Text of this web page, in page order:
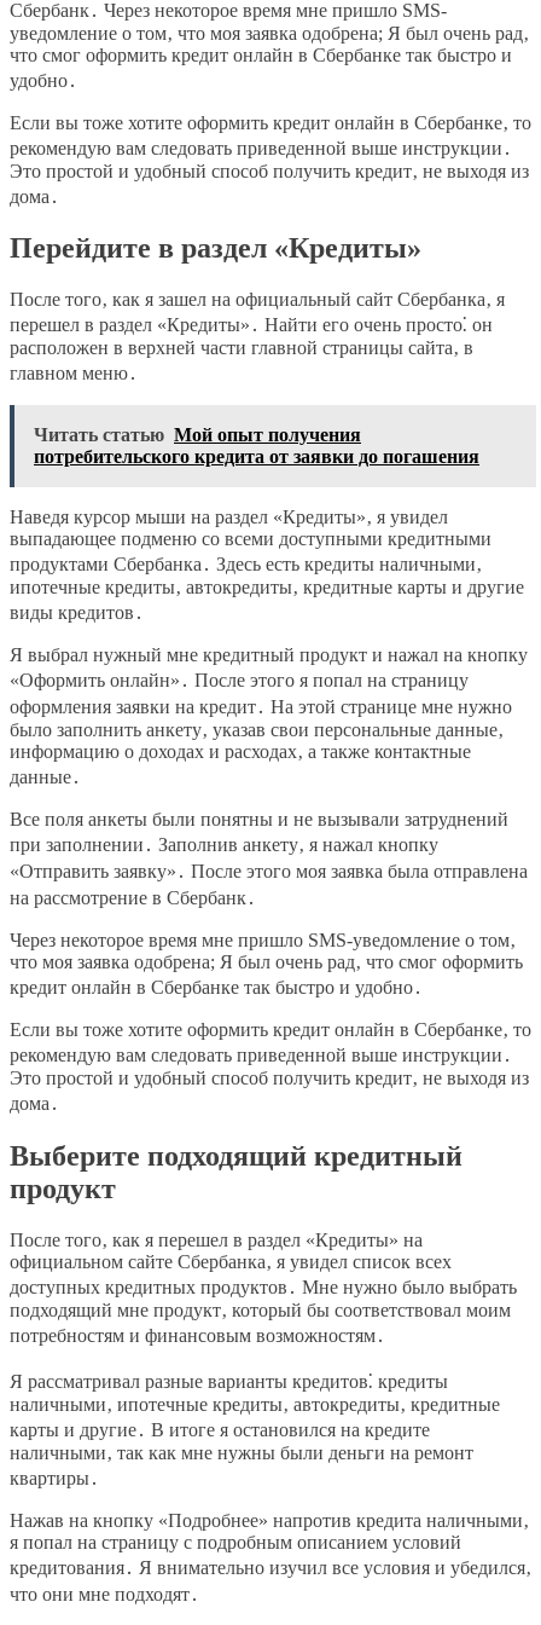
Сбербанк․ Через некоторое время мне пришло SMS-
уведомление о том‚ что моя заявка одобрена; Я был очень рад‚
что смог оформить кредит онлайн в Сбербанке так быстро и
удобно․
Если вы тоже хотите оформить кредит онлайн в Сбербанке‚ то
рекомендую вам следовать приведенной выше инструкции․
Это простой и удобный способ получить кредит‚ не выходя из
дома․
Перейдите в раздел «Кредиты»
После того‚ как я зашел на официальный сайт Сбербанка‚ я
перешел в раздел «Кредиты»․ Найти его очень просто⁚ он
расположен в верхней части главной страницы сайта‚ в
главном меню․
Читать статью Мой опыт получения
потребительского кредита от заявки до погашения
Наведя курсор мыши на раздел «Кредиты»‚ я увидел
выпадающее подменю со всеми доступными кредитными
продуктами Сбербанка․ Здесь есть кредиты наличными‚
ипотечные кредиты‚ автокредиты‚ кредитные карты и другие
виды кредитов․
Я выбрал нужный мне кредитный продукт и нажал на кнопку
«Оформить онлайн»․ После этого я попал на страницу
оформления заявки на кредит․ На этой странице мне нужно
было заполнить анкету‚ указав свои персональные данные‚
информацию о доходах и расходах‚ а также контактные
данные․
Все поля анкеты были понятны и не вызывали затруднений
при заполнении․ Заполнив анкету‚ я нажал кнопку
«Отправить заявку»․ После этого моя заявка была отправлена
на рассмотрение в Сбербанк․
Через некоторое время мне пришло SMS-уведомление о том‚
что моя заявка одобрена; Я был очень рад‚ что смог оформить
кредит онлайн в Сбербанке так быстро и удобно․
Если вы тоже хотите оформить кредит онлайн в Сбербанке‚ то
рекомендую вам следовать приведенной выше инструкции․
Это простой и удобный способ получить кредит‚ не выходя из
дома․
Выберите подходящий кредитный
продукт
После того‚ как я перешел в раздел «Кредиты» на
официальном сайте Сбербанка‚ я увидел список всех
доступных кредитных продуктов․ Мне нужно было выбрать
подходящий мне продукт‚ который бы соответствовал моим
потребностям и финансовым возможностям․
Я рассматривал разные варианты кредитов⁚ кредиты
наличными‚ ипотечные кредиты‚ автокредиты‚ кредитные
карты и другие․ В итоге я остановился на кредите
наличными‚ так как мне нужны были деньги на ремонт
квартиры․
Нажав на кнопку «Подробнее» напротив кредита наличными‚
я попал на страницу с подробным описанием условий
кредитования․ Я внимательно изучил все условия и убедился‚
что они мне подходят․